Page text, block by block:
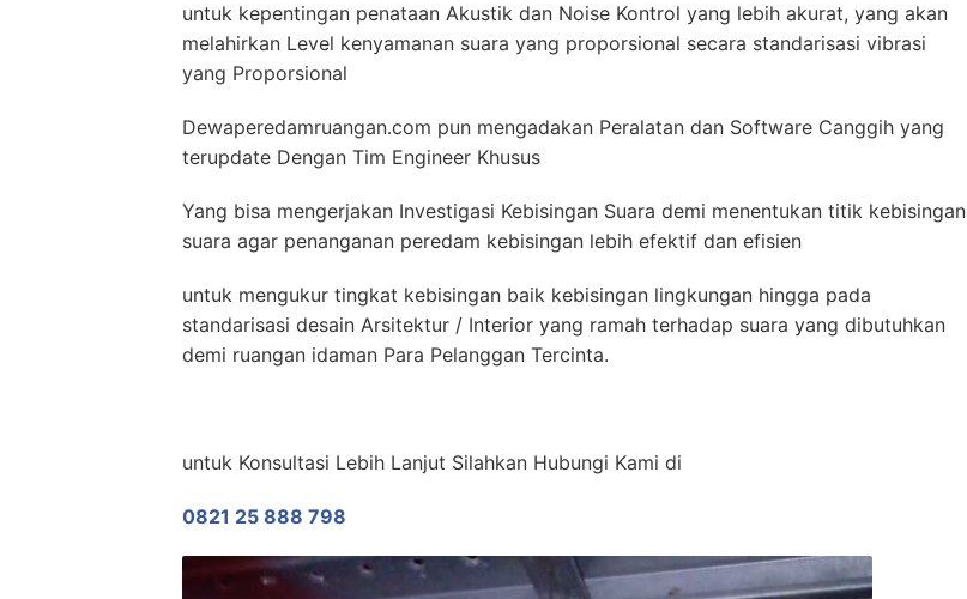
untuk kepentingan penataan Akustik dan Noise Kontrol yang lebih akurat, yang akan
melahirkan Level kenyamanan suara yang proporsional secara standarisasi vibrasi
yang Proporsional
Dewaperedamruangan.com pun mengadakan Peralatan dan Software Canggih yang
terupdate Dengan Tim Engineer Khusus
Yang bisa mengerjakan Investigasi Kebisingan Suara demi menentukan titik kebisingan
suara agar penanganan peredam kebisingan lebih efektif dan efisien
untuk mengukur tingkat kebisingan baik kebisingan lingkungan hingga pada
standarisasi desain Arsitektur / Interior yang ramah terhadap suara yang dibutuhkan
demi ruangan idaman Para Pelanggan Tercinta.
untuk Konsultasi Lebih Lanjut Silahkan Hubungi Kami di
0821 25 888 798